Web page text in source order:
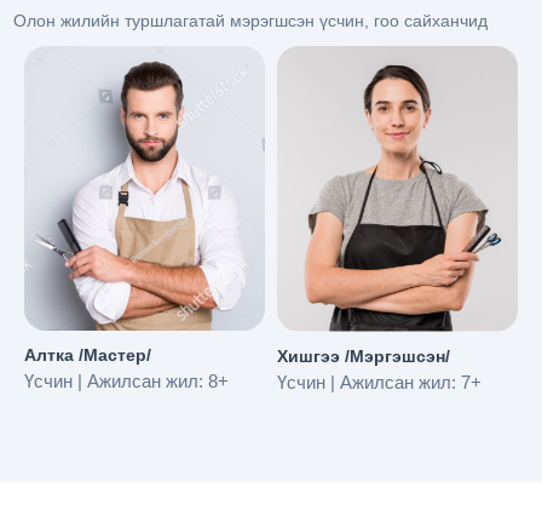
Олон жилийн туршлагатай мэрэгшсэн үсчин, гоо сайханчид
Алтка /Мастер/
Үсчин | Ажилсан жил: 8+
Хишгээ /Мэргэшсэн/
Үсчин | Ажилсан жил: 7+